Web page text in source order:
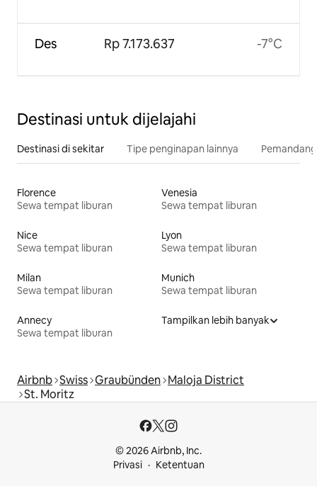
Des Rp 7.173.637 -7°C
Destinasi untuk dijelajahi
Destinasi di sekitar Tipe penginapan lainnya
Florence
Sewa tempat liburan
Venesia
Sewa tempat liburan
Nice
Sewa tempat liburan
Lyon
Sewa tempat liburan
Milan
Sewa tempat liburan
Munich
Sewa tempat liburan
Annecy
Sewa tempat liburan
Tampilkan lebih banyak
Airbnb Swiss Graubünden Maloja District
St. Moritz
© 2026 Airbnb, Inc.
Privasi
Ketentuan